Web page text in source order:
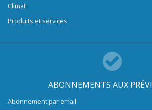
Climat
Produits et services
ABONNEMENTS AUX
Abonnement par email